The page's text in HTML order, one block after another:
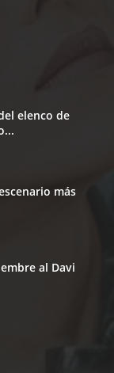
elenco de
más
al Davi